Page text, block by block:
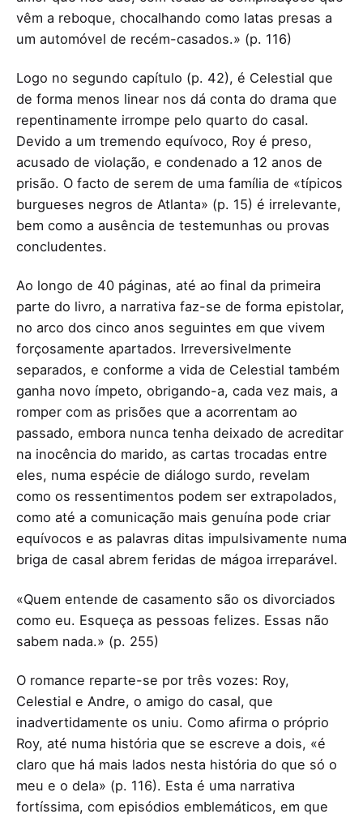
vêm a reboque, chocalhando como latas presas a
um automóvel de recém-casados.» (p. 116)
Logo no segundo capítulo (p. 42), é Celestial que
de forma menos linear nos dá conta do drama que
repentinamente irrompe pelo quarto do casal.
Devido a um tremendo equívoco, Roy é preso,
acusado de violação, e condenado a 12 anos de
prisão. O facto de serem de uma família de «típicos
burgueses negros de Atlanta» (p. 15) é irrelevante,
bem como a ausência de testemunhas ou provas
concludentes.
Ao longo de 40 páginas, até ao final da primeira
parte do livro, a narrativa faz-se de forma epistolar,
no arco dos cinco anos seguintes em que vivem
forçosamente apartados. Irreversivelmente
separados, e conforme a vida de Celestial também
ganha novo ímpeto, obrigando-a, cada vez mais, a
romper com as prisões que a acorrentam ao
passado, embora nunca tenha deixado de acreditar
na inocência do marido, as cartas trocadas entre
eles, numa espécie de diálogo surdo, revelam
como os ressentimentos podem ser extrapolados,
como até a comunicação mais genuína pode criar
equívocos e as palavras ditas impulsivamente numa
briga de casal abrem feridas de mágoa irreparável.
«Quem entende de casamento são os divorciados
como eu. Esqueça as pessoas felizes. Essas não
sabem nada.» (p. 255)
O romance reparte-se por três vozes: Roy,
Celestial e Andre, o amigo do casal, que
inadvertidamente os uniu. Como afirma o próprio
Roy, até numa história que se escreve a dois, «é
claro que há mais lados nesta história do que só o
meu e o dela» (p. 116). Esta é uma narrativa
fortíssima, com episódios emblemáticos, em que